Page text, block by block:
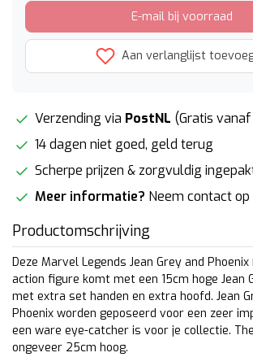
E-mail bij voorraad
Aan verlanglijst
Verzending via PostNL (Gratis
14 dagen niet goed, geld terug
Scherpe prijzen & zorgvuldig
Meer informatie? Neem contact
Productomschrijving
Deze Marvel Legends Jean Grey and Phoenix
action figure komt met een 15cm hoge Jean
met extra set handen en extra hoofd. Jean
Phoenix worden geposeerd voor een zeer
een ware eye-catcher is voor je collectie.
ongeveer 25cm hoog.